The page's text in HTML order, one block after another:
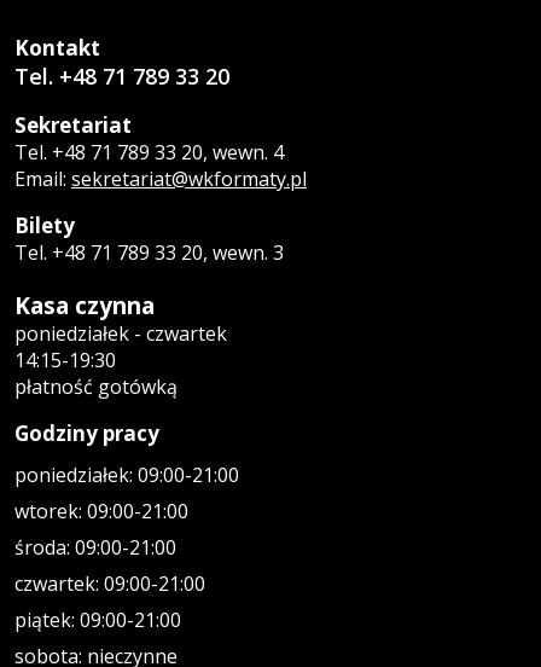
Kontakt
Tel. +48 71 789 33 20
Sekretariat
Tel. +48 71 789 33 20, wewn. 4
Email: sekretariat@wkformaty.pl
Bilety
Tel. +48 71 789 33 20, wewn. 3
Kasa czynna
poniedziałek - czwartek
14:15-19:30
płatność gotówką
Godziny pracy
poniedziałek: 09:00-21:00
wtorek: 09:00-21:00
środa: 09:00-21:00
czwartek: 09:00-21:00
piątek: 09:00-21:00
sobota: nieczynne